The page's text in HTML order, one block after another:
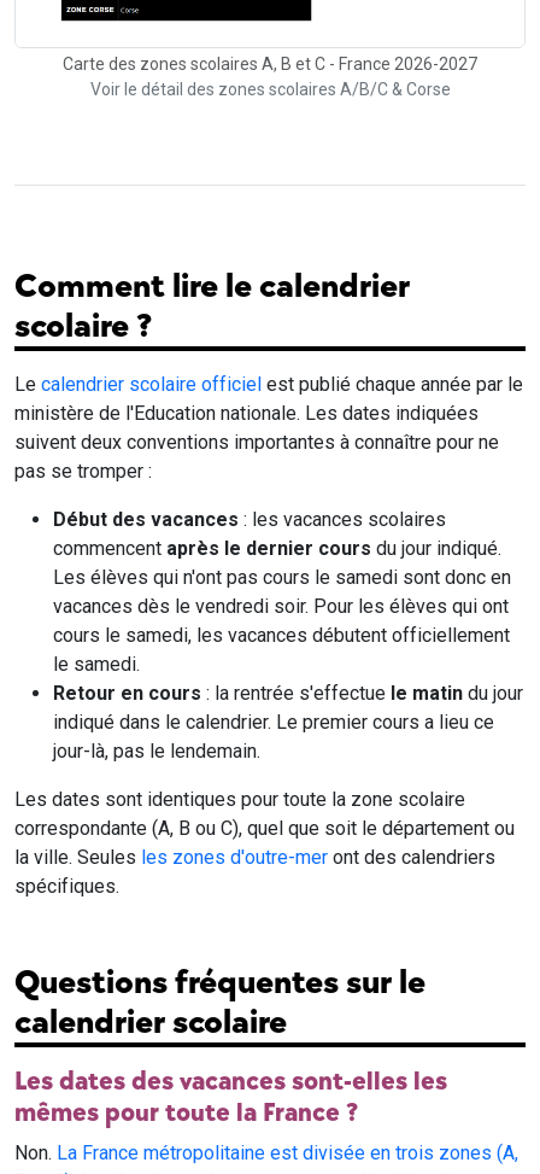
Carte des zones scolaires A, B et C - France 2026-2027
Voir le détail des zones scolaires A/B/C & Corse
Comment lire le calendrier
scolaire ?
Le calendrier scolaire officiel est publié chaque année par le
ministère de l'Education nationale. Les dates indiquées
suivent deux conventions importantes à connaître pour ne
pas se tromper :
Début des vacances : les vacances scolaires
commencent après le dernier cours du jour indiqué.
Les élèves qui n'ont pas cours le samedi sont donc en
vacances dès le vendredi soir. Pour les élèves qui ont
cours le samedi, les vacances débutent officiellement
le samedi.
Retour en cours : la rentrée s'effectue le matin du jour
indiqué dans le calendrier. Le premier cours a lieu ce
jour-là, pas le lendemain.
Les dates sont identiques pour toute la zone scolaire
correspondante (A, B ou C), quel que soit le département ou
la ville. Seules les zones d'outre-mer ont des calendriers
spécifiques.
Questions fréquentes sur le
calendrier scolaire
Les dates des vacances sont-elles les
mêmes pour toute la France ?
Non. La France métropolitaine est divisée en trois zones (A,